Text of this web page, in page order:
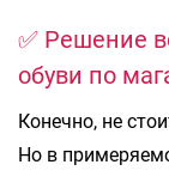
✅ Решение
обуви по
Конечно, не
Но в